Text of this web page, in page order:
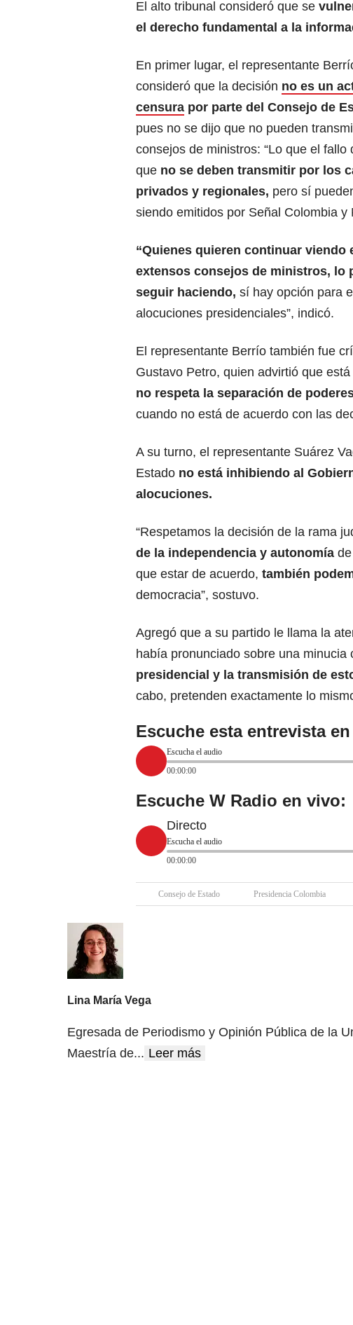
El alto tribunal consideró que se
el derecho fundamental a la
En primer lugar, el representante
consideró que la decisión no es un
censura por parte del Consejo de
pues no se dijo que no pueden
consejos de ministros: “Lo que el fallo
que no se deben transmitir por los
privados y regionales, pero sí
siendo emitidos por Señal Colombia y
“Quienes quieren continuar viendo
extensos consejos de ministros, lo
seguir haciendo, sí hay opción para
alocuciones presidenciales”, indicó.
El representante Berrío también fue
Gustavo Petro, quien advirtió que
no respeta la separación de
cuando no está de acuerdo con las
A su turno, el representante Suárez
Estado no está inhibiendo al
alocuciones.
“Respetamos la decisión de la rama
de la independencia y autonomía
que estar de acuerdo, también
democracia”, sostuvo.
Agregó que a su partido le llama la
había pronunciado sobre una minucia
presidencial y la transmisión de
cabo, pretenden exactamente lo
Escuche esta entrevista
Escucha el audio
00:00:00
Escuche W Radio en vivo:
Directo
Escucha el audio
00:00:00
Consejo de Estado Presidencia Colombia
Lina María Vega
Egresada de Periodismo y Opinión Pública de la
Maestría de... Leer más